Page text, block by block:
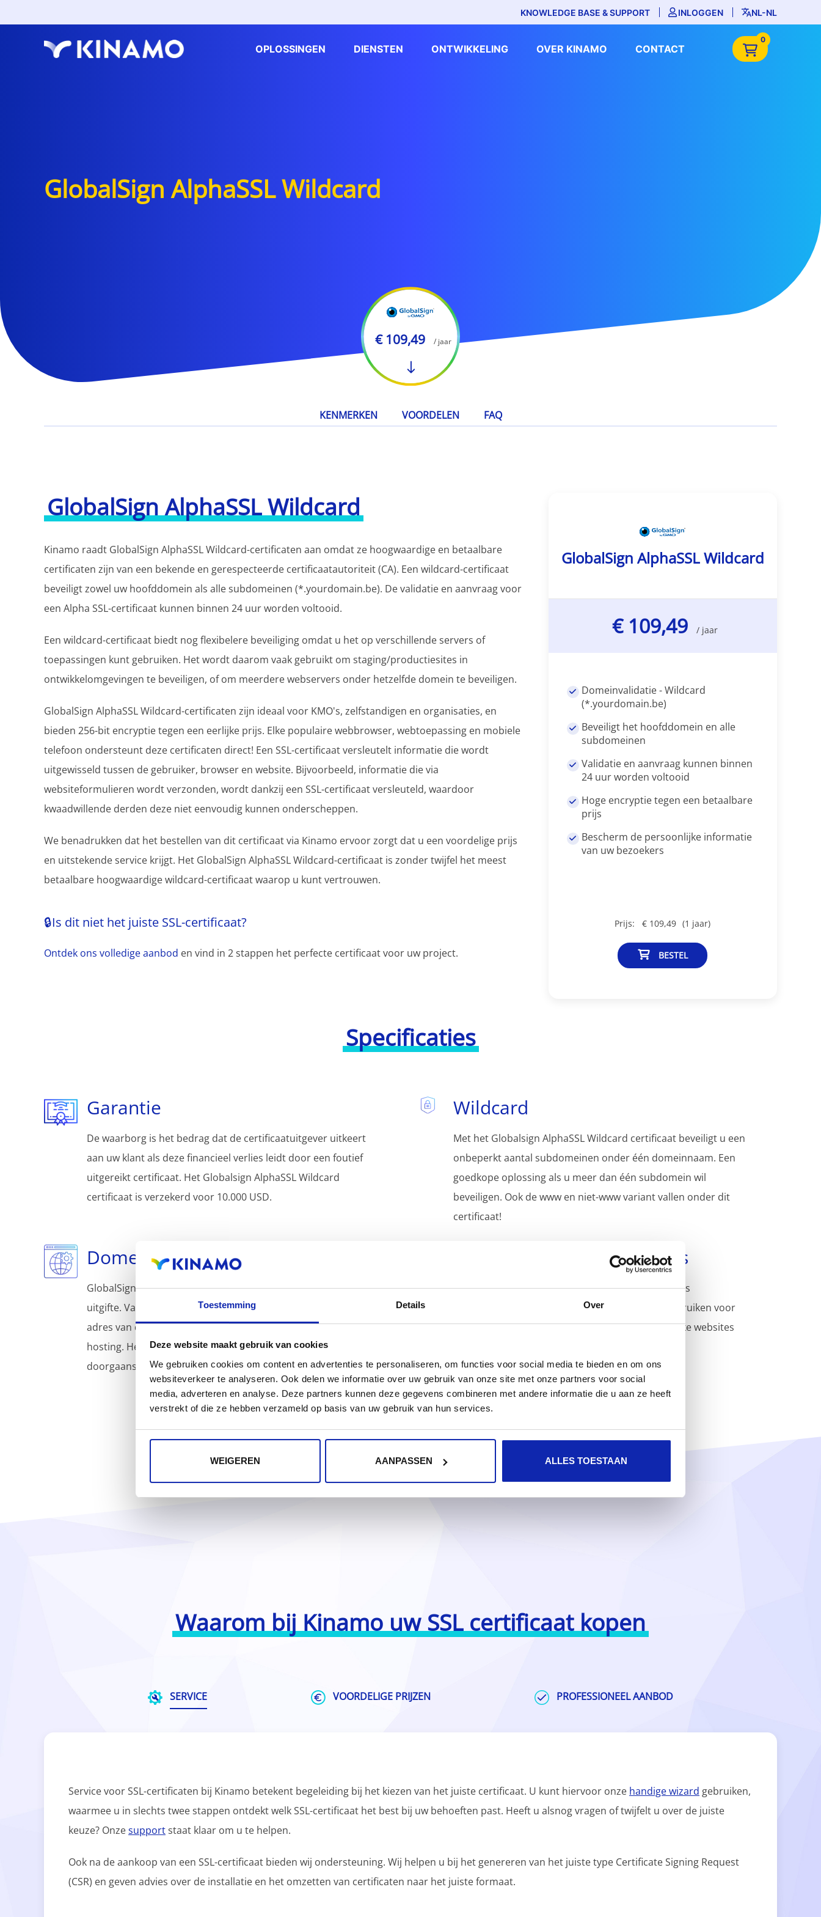
Toestemming Details Over
Deze website maakt gebruik van cookies
We gebruiken cookies om content en advertenties te personaliseren, om functies voor social media te bieden en om ons
websiteverkeer te analyseren. Ook delen we informatie over uw gebruik van onze site met onze partners voor social
media, adverteren en analyse. Deze partners kunnen deze gegevens combineren met andere informatie die u aan ze heeft
verstrekt of die ze hebben verzameld op basis van uw gebruik van hun services.
WEIGEREN AANPASSEN ALLES TOESTAAN
KNOWLEDGE BASE & SUPPORT INLOGGEN NL-NL
OPLOSSINGEN DIENSTEN ONTWIKKELING OVER KINAMO CONTACT
0
GlobalSign AlphaSSL Wildcard
€ 109,49 / jaar
KENMERKEN VOORDELEN FAQ
GlobalSign AlphaSSL Wildcard
Kinamo raadt GlobalSign AlphaSSL Wildcard-certificaten aan omdat ze hoogwaardige en betaalbare
certificaten zijn van een bekende en gerespecteerde certificaatautoriteit (CA). Een wildcard-certificaat
beveiligt zowel uw hoofddomein als alle subdomeinen (*.yourdomain.be). De validatie en aanvraag voor
een Alpha SSL-certificaat kunnen binnen 24 uur worden voltooid.
Een wildcard-certificaat biedt nog flexibelere beveiliging omdat u het op verschillende servers of
toepassingen kunt gebruiken. Het wordt daarom vaak gebruikt om staging/productiesites in
ontwikkelomgevingen te beveiligen, of om meerdere webservers onder hetzelfde domein te beveiligen.
GlobalSign AlphaSSL Wildcard-certificaten zijn ideaal voor KMO's, zelfstandigen en organisaties, en
bieden 256-bit encryptie tegen een eerlijke prijs. Elke populaire webbrowser, webtoepassing en mobiele
telefoon ondersteunt deze certificaten direct! Een SSL-certificaat versleutelt informatie die wordt
uitgewisseld tussen de gebruiker, browser en website. Bijvoorbeeld, informatie die via
websiteformulieren wordt verzonden, wordt dankzij een SSL-certificaat versleuteld, waardoor
kwaadwillende derden deze niet eenvoudig kunnen onderscheppen.
We benadrukken dat het bestellen van dit certificaat via Kinamo ervoor zorgt dat u een voordelige prijs
en uitstekende service krijgt. Het GlobalSign AlphaSSL Wildcard-certificaat is zonder twijfel het meest
betaalbare hoogwaardige wildcard-certificaat waarop u kunt vertrouwen.
🔒Is dit niet het juiste SSL-certificaat?
Ontdek ons volledige aanbod en vind in 2 stappen het perfecte certificaat voor uw project.
GlobalSign AlphaSSL Wildcard
€ 109,49 / jaar
Domeinvalidatie - Wildcard
(*.yourdomain.be)
Beveiligt het hoofddomein en alle
subdomeinen
Validatie en aanvraag kunnen binnen
24 uur worden voltooid
Hoge encryptie tegen een betaalbare
prijs
Bescherm de persoonlijke informatie
van uw bezoekers
Prijs: € 109,49 (1 jaar)
BESTEL
Specificaties
Garantie
De waarborg is het bedrag dat de certificaatuitgever uitkeert
aan uw klant als deze financieel verlies leidt door een foutief
uitgereikt certificaat. Het Globalsign AlphaSSL Wildcard
certificaat is verzekerd voor 10.000 USD.
Wildcard
Met het Globalsign AlphaSSL Wildcard certificaat beveiligt u een
onbeperkt aantal subdomeinen onder één domeinnaam. Een
goedkope oplossing als u meer dan één subdomein wil
beveiligen. Ook de www en niet-www variant vallen onder dit
certificaat!
Domein validatie
GlobalSign valideert de eigendom van het domein voor de
uitgifte. Validatie kan aan de hand van een DNS record, e-mail
adres van de eigenaar of een verificatiebestand op de website
hosting. Het Globalsign AlphaSSL Wildcard certificaat wordt
doorgaans in enkele minuten afgeleverd.
Onbeperkte server licenties
Dit certificaat mag op een onbeperkt aantal servers
geïnstalleerd worden, wat u toelaat om het te gebruiken voor
load balancers, of voor verschillende onafhankelijke websites
Waarom bij Kinamo uw SSL certificaat kopen
SERVICE VOORDELIGE PRIJZEN PROFESSIONEEL AANBOD
Service voor SSL-certificaten bij Kinamo betekent begeleiding bij het kiezen van het juiste certificaat. U kunt hiervoor onze handige wizard gebruiken,
waarmee u in slechts twee stappen ontdekt welk SSL-certificaat het best bij uw behoeften past. Heeft u alsnog vragen of twijfelt u over de juiste
keuze? Onzesupportstaat klaar om u te helpen.
Ook na de aankoop van een SSL-certificaat bieden wij ondersteuning. Wij helpen u bij het genereren van het juiste type Certificate Signing Request
(CSR) en geven advies over de installatie en het omzetten van certificaten naar het juiste formaat.